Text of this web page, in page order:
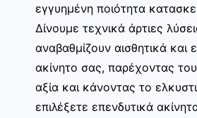
εγγυημένη ποιότητα
Δίνουμε τεχνικά άρτιες
αναβαθμίζουν αισθητικά και
ακίνητο σας, παρέχοντας
αξία και κάνοντας το
επιλέξετε επενδυτικά